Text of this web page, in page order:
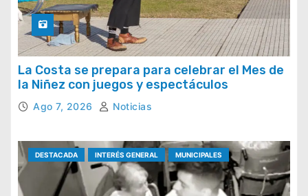
La Costa se prepara para celebrar el Mes de
la Niñez con juegos y espectáculos
Ago 7, 2026 Noticias
DESTACADA INTERÉS GENERAL MUNICIPALES